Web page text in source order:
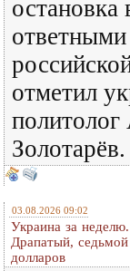
остановка
отметил
Золотарёв.
03.08.2026 09:02
Украина за
Драпатый,
долларов